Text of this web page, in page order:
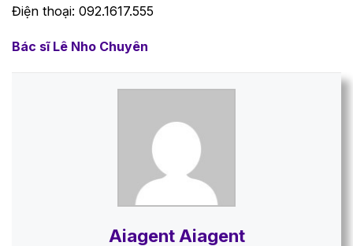
Điện thoại: 092.1617.555
Bác sĩ Lê Nho Chuyên
Aiagent Aiagent